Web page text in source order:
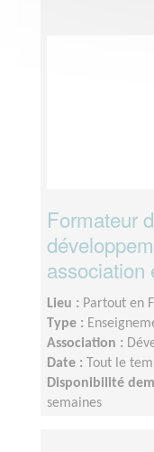
Formateur
association
Lieu : Partout en
Type :
Association :
Date :
Tout le
Disponibilité
semaines